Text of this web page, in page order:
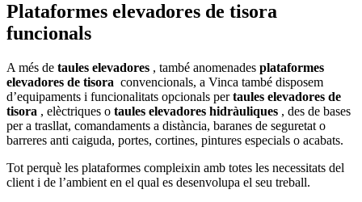
Plataformes elevadores de tisora ​​
funcionals
A més de taules elevadores , també anomenades plataformes
elevadores de tisora ​​ convencionals, a Vinca també disposem
d’equipaments i funcionalitats opcionals pertaules elevadores de
tisora ​​ , elèctriques o taules elevadores hidràuliques , des de bases
per a trasllat, comandaments a distància, baranes de seguretat o
barreres anti caiguda, portes, cortines, pintures especials o acabats.
Tot perquè les plataformes compleixin amb totes les necessitats del
client i de l’ambient en el qual es desenvolupa el seu treball.